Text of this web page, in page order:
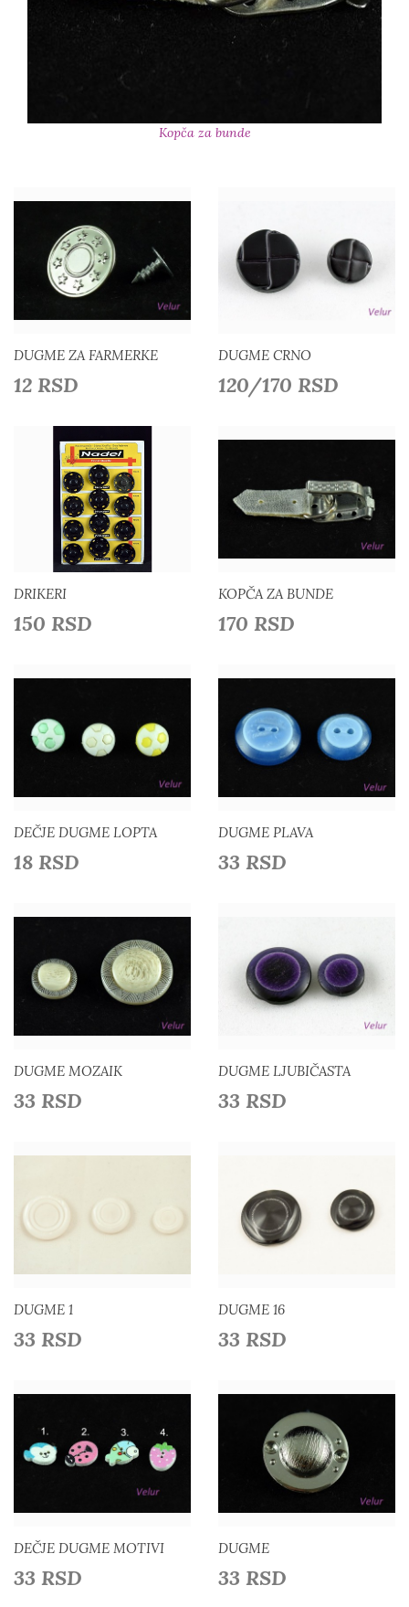
Kopča za bunde
Detaljnije
DUGME ZA FARMERKE
12 RSD
Detaljnije
DUGME CRNO
120/170 RSD
Detaljnije
Dodaj u listu želja
DRIKERI
150 RSD
Detaljnije
Dodaj u listu želja
KOPČA ZA BUNDE
170 RSD
Detaljnije
DEČJE DUGME LOPTA
18 RSD
Detaljnije
DUGME PLAVA
33 RSD
Detaljnije
DUGME MOZAIK
33 RSD
Detaljnije
DUGME LJUBIČASTA
33 RSD
DUGME 1
33 RSD
Detaljnije
DUGME 16
33 RSD
Detaljnije
Dodaj u listu želja
DEČJE DUGME MOTIVI
33 RSD
Detaljnije
Dodaj u listu želja
DUGME
33 RSD